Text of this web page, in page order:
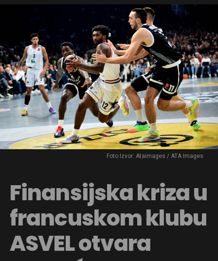
Foto Izvor: Ataimages / ATA Images
Finansijska kriza u
francuskom klubu
ASVEL otvara